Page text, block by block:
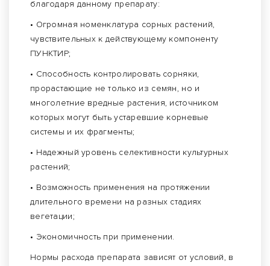
благодаря данному препарату:
• Огромная номенклатура сорных растений,
чувствительных к действующему компоненту
ПУНКТИР;
• Способность контролировать сорняки,
прорастающие не только из семян, но и
многолетние вредные растения, источником
которых могут быть устаревшие корневые
системы и их фрагменты;
• Надежный уровень селективности культурных
растений;
• Возможность применения на протяжении
длительного времени на разных стадиях
вегетации;
• Экономичность при применении.
Нормы расхода препарата зависят от условий, в